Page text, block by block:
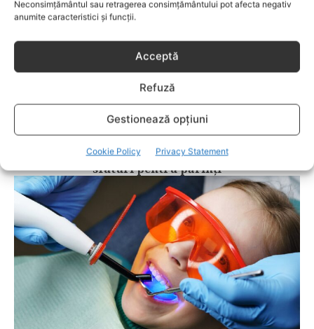
Neconsimțământul sau retragerea consimțământului pot afecta negativ
anumite caracteristici și funcții.
Acceptă
Refuză
Gestionează opțiuni
Cookie Policy Privacy Statement
DINTI DE LAPTE
Cum să îngrijești corect dinții de lapte:
sfaturi pentru părinți